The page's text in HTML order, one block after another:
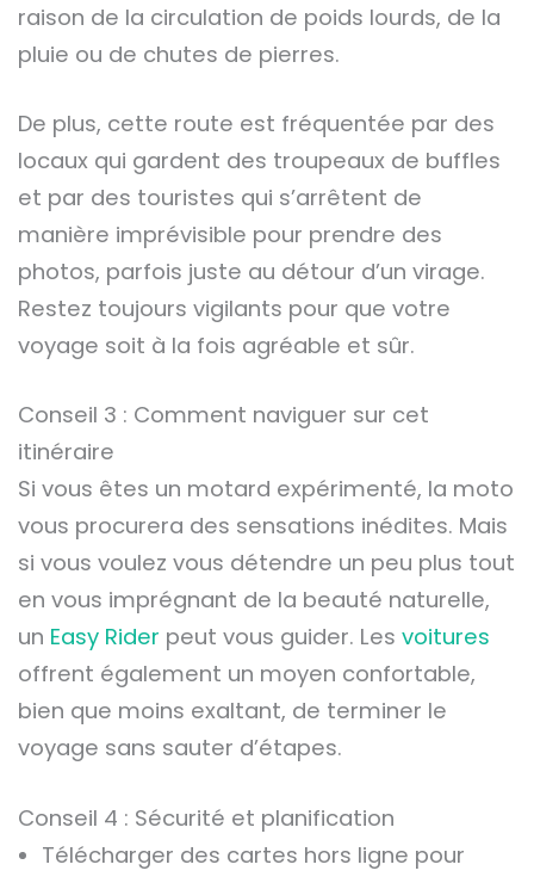
raison de la circulation de poids lourds, de la
pluie ou de chutes de pierres.
De plus, cette route est fréquentée par des
locaux qui gardent des troupeaux de buffles
et par des touristes qui s’arrêtent de
manière imprévisible pour prendre des
photos, parfois juste au détour d’un virage.
Restez toujours vigilants pour que votre
voyage soit à la fois agréable et sûr.
Conseil 3 : Comment naviguer sur cet
itinéraire
Si vous êtes un motard expérimenté, la moto
vous procurera des sensations inédites. Mais
si vous voulez vous détendre un peu plus tout
en vous imprégnant de la beauté naturelle,
un Easy Rider peut vous guider. Les voitures
offrent également un moyen confortable,
bien que moins exaltant, de terminer le
voyage sans sauter d’étapes.
Conseil 4 : Sécurité et planification
Télécharger des cartes hors ligne pour